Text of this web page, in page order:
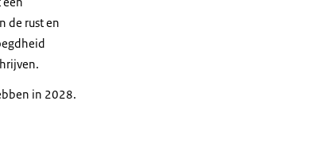
de rust en
in 2028.